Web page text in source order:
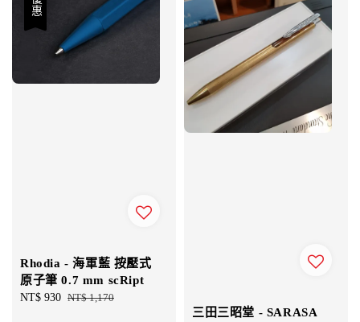
優惠
Rhodia - 海軍藍 按壓式
原子筆 0.7 mm scRipt
Sale
NT$ 930 Regular
NT$ 1,170
三田三昭堂 - SARASA